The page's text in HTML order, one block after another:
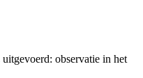
observatie in het